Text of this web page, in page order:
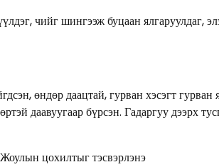
чийг шингээж буцаан ялгаруулдаг,
өндөр даацтай, гурван хэсэгт
даавуугаар бүрсэн. Гадаргуу дээрх
цохилтыг тэсвэрлэнэ